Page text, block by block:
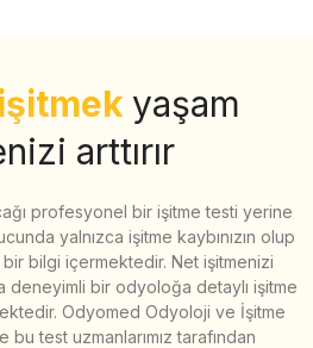
işitmek yaşam
arttırır
profesyonel bir işitme testi yerine
yalnızca işitme kaybınızın olup
bir bilgi içermektedir. Net işitmenizi
deneyimli bir odyoloğa detaylı işitme
Odyomed Odyoloji ve İşitme
bu test uzmanlarımız tarafından